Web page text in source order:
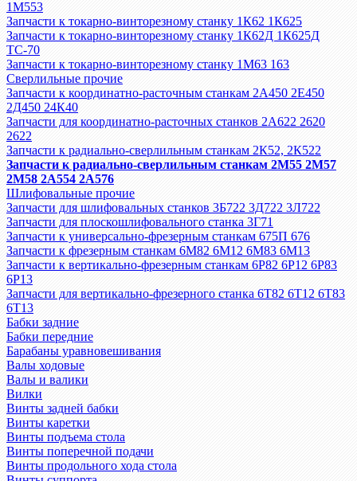
1М553
Запчасти к токарно-винторезному станку 1К62 1К625
Запчасти к токарно-винторезному станку 1К62Д 1К625Д
ТС-70
Запчасти к токарно-винторезному станку 1М63 163
Сверлильные прочие
Запчасти к координатно-расточным станкам 2А450 2Е450
2Д450 24К40
Запчасти для координатно-расточных станков 2А622 2620
2622
Запчасти к радиально-сверлильным станкам 2К52, 2К522
Запчасти к радиально-сверлильным станкам 2М55 2М57
2М58 2А554 2А576
Шлифовальные прочие
Запчасти для шлифовальных станков 3Б722 3Д722 3Л722
Запчасти для плоскошлифовального станка 3Г71
Запчасти к универсально-фрезерным станкам 675П 676
Запчасти к фрезерным станкам 6М82 6М12 6М83 6М13
Запчасти к вертикально-фрезерным станкам 6Р82 6Р12 6Р83
6Р13
Запчасти для вертикально-фрезерного станка 6Т82 6Т12 6Т83
6Т13
Бабки задние
Бабки передние
Барабаны уравновешивания
Валы ходовые
Валы и валики
Вилки
Винты задней бабки
Винты каретки
Винты подъема стола
Винты поперечной подачи
Винты продольного хода стола